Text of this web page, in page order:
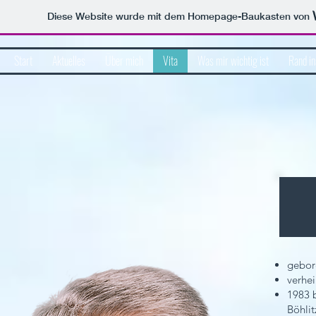
Diese Website wurde mit dem Homepage-Baukasten von
Start Aktuelles Vita Was mir wichtig ist Rand
1983